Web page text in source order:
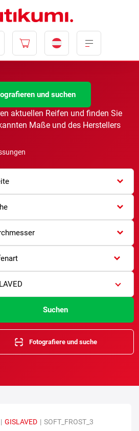
und suchen
aktuellen Reifen und finden Sie
Maße und des Herstellers
Suchen
Fotografiere und suche
| GISLAVED | SOFT_FROST_3